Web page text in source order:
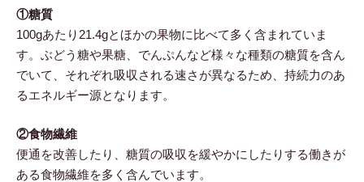
①糖質
100gあたり21.4gとほかの果物に比べて多く含まれていま
す。ぶどう糖や果糖、でんぷんなど様々な種類の糖質を含ん
でいて、それぞれ吸収される速さが異なるため、持続力のあ
るエネルギー源となります。
②食物繊維
便通を改善したり、糖質の吸収を緩やかにしたりする働きが
ある食物繊維を多く含んでいます。